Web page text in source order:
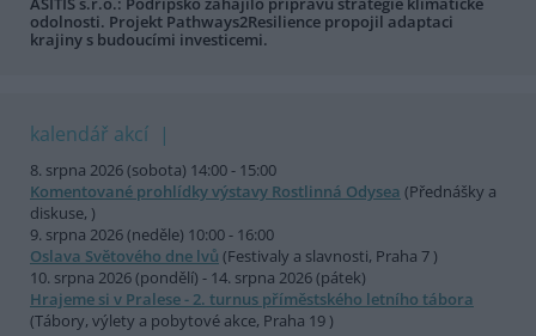
odolnosti. Projekt Pathways2Resilience propojil adaptaci
krajiny s budoucími investicemi.
kalendář akcí
8. srpna 2026 (sobota) 14:00 - 15:00
Komentované prohlídky výstavy Rostlinná Odysea (Přednášky a
diskuse, )
9. srpna 2026 (neděle) 10:00 - 16:00
Oslava Světového dne lvů (Festivaly a slavnosti, Praha 7 )
10. srpna 2026 (pondělí) - 14. srpna 2026 (pátek)
Hrajeme si v Pralese - 2. turnus příměstského letního tábora
(Tábory, výlety a pobytové akce, Praha 19 )